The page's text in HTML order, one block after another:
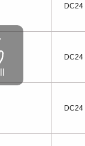
DC24
DC24
DC24